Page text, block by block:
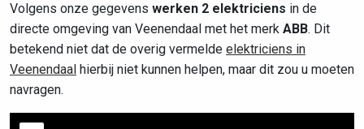
Volgens onze gegevens werken 2 elektriciens in de
directe omgeving van Veenendaal met het merk ABB. Dit
betekend niet dat de overig vermelde elektriciens in
Veenendaal hierbij niet kunnen helpen, maar dit zou u moeten
navragen.